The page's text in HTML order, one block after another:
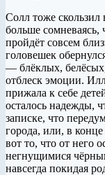
Солл тоже
больше сомневаясь,
пройдёт совсем
головешек
— блёклых,
отблеск эмоции.
прижала к себе
осталось надежды,
записке, что
города, или, в
вот то, что от него
негнущимися
навсегда покидая